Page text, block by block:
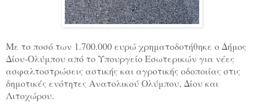
Με το ποσό των 1.700.000 ευρώ χρηματοδοτήθηκε ο Δήμος
Δίου-Ολύμπου από το Υπουργείο Εσωτερικών για νέες
ασφαλτοστρώσεις αστικής και αγροτικής οδοποιίας στις
δημοτικές ενότητες Ανατολικού Ολύμπου, Δίου και
Λιτοχώρου.